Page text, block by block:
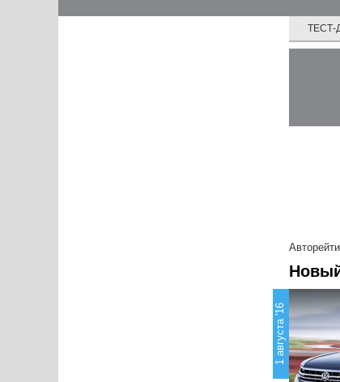
ТЕСТ-
1 августа '16